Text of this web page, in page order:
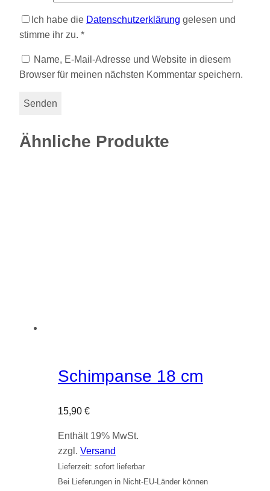
Ich habe die Datenschutzerklärung gelesen und
stimme ihr zu. *
Name, E-Mail-Adresse und Website in diesem
Browser für meinen nächsten Kommentar speichern.
Ähnliche Produkte
Schimpanse 18 cm
15,90 €
Enthält 19% MwSt.
zzgl. Versand
Lieferzeit: sofort lieferbar
Bei Lieferungen in Nicht-EU-Länder können